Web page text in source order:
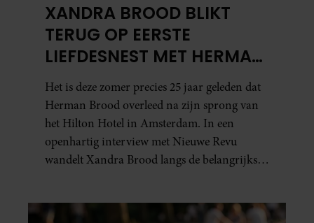
XANDRA BROOD BLIKT
TERUG OP EERSTE
LIEFDESNEST MET HERMAN
BROOD: “HIER IS LOLA
GEBOREN”
Het is deze zomer precies 25 jaar geleden dat
Herman Brood overleed na zijn sprong van
het Hilton Hotel in Amsterdam. In een
openhartig interview met Nieuwe Revu
wandelt Xandra Brood langs de belangrijkste
Leidsedwarsstraat roept een stortvloed aan